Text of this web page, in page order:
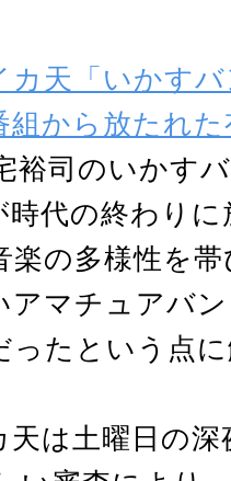
カ天「いかす
組から放たれ
裕司のいかす
時代の終わり
楽の多様性を
アマチュアバ
ったという点
天は土曜日の